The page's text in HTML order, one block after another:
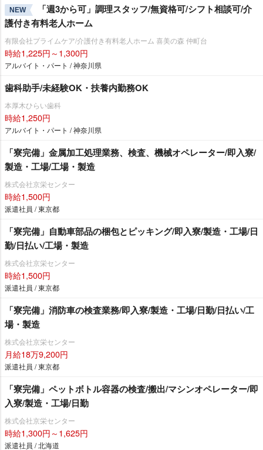
NEW
「週3から可」調理スタッフ/無資格可/シフト相談可/介
護付き有料老人ホーム
有限会社プライムケア/介護付き有料老人ホーム 喜美の森 仲町台
時給1,225円～1,300円
アルバイト・パート / 神奈川県
歯科助手/未経験OK・扶養内勤務OK
本厚木ひらい歯科
時給1,250円
アルバイト・パート / 神奈川県
「寮完備」金属加工処理業務、検査、機械オペレーター/即入寮/
製造・工場/工場・製造
株式会社京栄センター
時給1,500円
派遣社員 / 東京都
「寮完備」自動車部品の梱包とピッキング/即入寮/製造・工場/日
勤/日払い/工場・製造
株式会社京栄センター
時給1,500円
派遣社員 / 東京都
「寮完備」消防車の検査業務/即入寮/製造・工場/日勤/日払い/工
場・製造
株式会社京栄センター
月給18万9,200円
派遣社員 / 東京都
「寮完備」ペットボトル容器の検査/搬出/マシンオペレーター/即
入寮/製造・工場/日勤
株式会社京栄センター
時給1,300円～1,625円
派遣社員 / 北海道